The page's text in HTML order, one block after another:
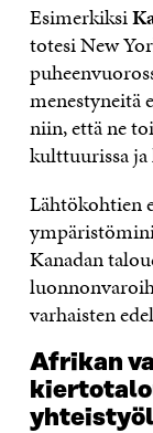
Esimerkiksi
totesi New
menestyneitä
niin, että ne
kulttuurissa ja
Lähtökohtien
Kanadan
varhaisten
Afrikan